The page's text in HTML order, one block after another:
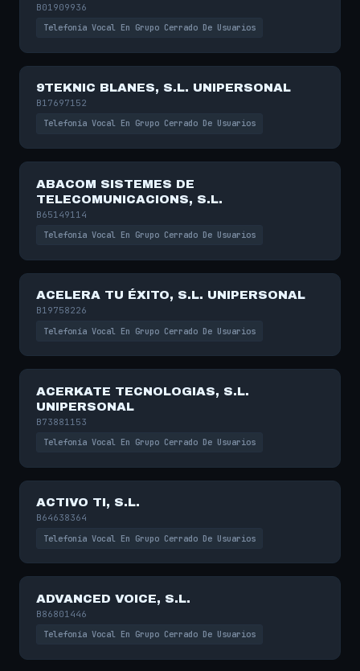
B01909936
Telefonía Vocal En Grupo Cerrado De Usuarios
9TEKNIC BLANES, S.L. UNIPERSONAL
B17697152
Telefonía Vocal En Grupo Cerrado De Usuarios
ABACOM SISTEMES DE
TELECOMUNICACIONS, S.L.
B65149114
Telefonía Vocal En Grupo Cerrado De Usuarios
ACELERA TU ÉXITO, S.L. UNIPERSONAL
B19758226
Telefonía Vocal En Grupo Cerrado De Usuarios
ACERKATE TECNOLOGIAS, S.L.
UNIPERSONAL
B73881153
Telefonía Vocal En Grupo Cerrado De Usuarios
ACTIVO TI, S.L.
B64638364
Telefonía Vocal En Grupo Cerrado De Usuarios
ADVANCED VOICE, S.L.
B86801446
Telefonía Vocal En Grupo Cerrado De Usuarios